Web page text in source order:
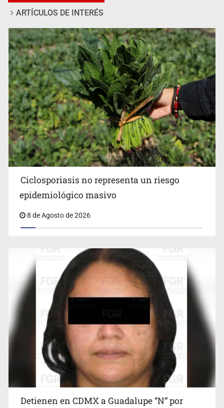
Procesan a el “R1”, presunto líder criminal en Jalisco y
Michoacán
Cae en Zapopan prófugo estadounidense buscado por
Interpol
Ciclosporiasis no representa un riesgo epidemiológico
ARTÍCULOS DE INTERÉS
Ciclosporiasis no representa un riesgo
epidemiológico masivo
8 de Agosto de 2026
Detienen en CDMX a Guadalupe “N” por